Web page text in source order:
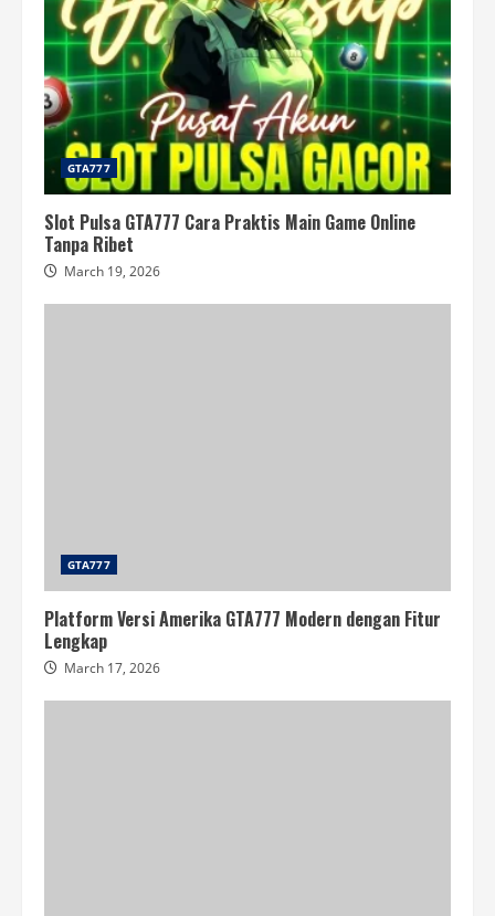
GTA777
Slot Pulsa GTA777 Cara Praktis Main Game Online
Tanpa Ribet
March 19, 2026
GTA777
Platform Versi Amerika GTA777 Modern dengan Fitur
Lengkap
March 17, 2026